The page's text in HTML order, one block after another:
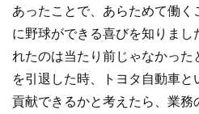
あったことで、あらためて働
に野球ができる喜びを知りまし
れたのは当たり前じゃなかっ
を引退した時、トヨタ自動車と
貢献できるかと考えたら、業